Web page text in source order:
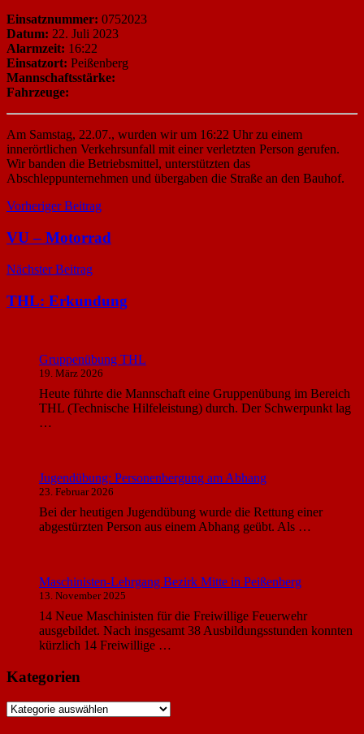
Einsatznummer: 0752023
Datum: 22. Juli 2023
Alarmzeit: 16:22
Einsatzort: Peißenberg
Mannschaftsstärke:
Fahrzeuge:
Am Samstag, 22.07., wurden wir um 16:22 Uhr zu einem
innerörtlichen Verkehrsunfall mit einer verletzten Person gerufen.
Wir banden die Betriebsmittel, unterstützten das
Abschleppunternehmen und übergaben die Straße an den Bauhof.
Beitragsnavigation
Vorheriger Beitrag
VU – Motorrad
Nächster Beitrag
THL: Erkundung
Gruppenübung THL
19. März 2026
Heute führte die Mannschaft eine Gruppenübung im Bereich
THL (Technische Hilfeleistung) durch. Der Schwerpunkt lag
…
Jugendübung: Personenbergung am Abhang
23. Februar 2026
Bei der heutigen Jugendübung wurde die Rettung einer
abgestürzten Person aus einem Abhang geübt. Als …
Maschinisten-Lehrgang Bezirk Mitte in Peißenberg
13. November 2025
14 Neue Maschinisten für die Freiwillige Feuerwehr
ausgebildet. Nach insgesamt 38 Ausbildungsstunden konnten
kürzlich 14 Freiwillige …
Kategorien
Kategorien